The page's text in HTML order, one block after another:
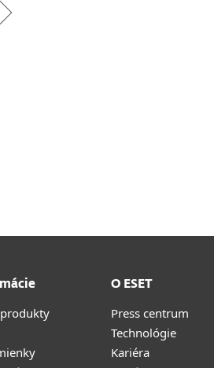
O ESET
Press centrum
Technológie
Kariéra